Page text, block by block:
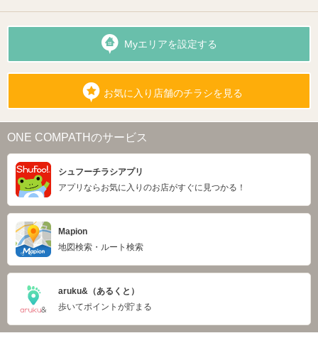
Myエリアを設定する
お気に入り店舗のチラシを見る
ONE COMPATHのサービス
シュフーチラシアプリ
アプリならお気に入りのお店がすぐに見つかる！
Mapion
地図検索・ルート検索
aruku&（あるくと）
歩いてポイントが貯まる